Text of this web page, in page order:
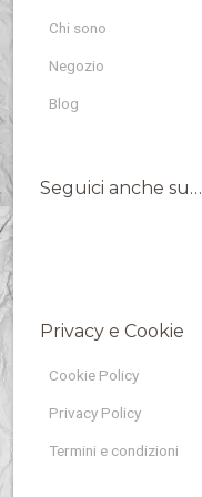
Chi sono
Negozio
Blog
Seguici anche su…
Privacy e Cookie
Cookie Policy
Privacy Policy
Termini e condizioni